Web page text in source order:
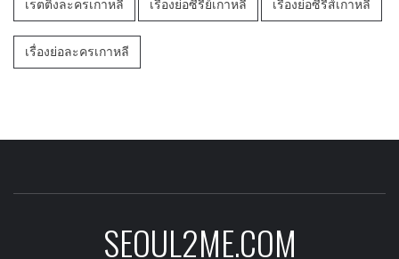
เรตติ้งละครเกาหลี เรื่องย่อซีรีย์เกาหลี เรื่องย่อซีรีส์เกาหลี
เรื่องย่อละครเกาหลี
SEOUL2ME.COM